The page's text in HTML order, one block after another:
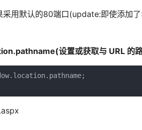
采用默认的80端口(update:即使添加
设置或获取与 URL 的